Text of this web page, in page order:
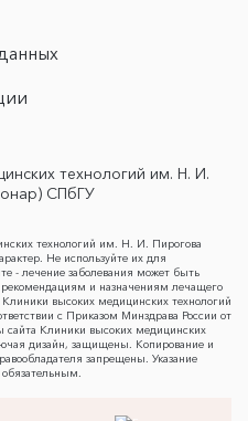
технологий им. Н. И.
СПбГУ
технологий им. Н. И. Пирогова
Не используйте их для
- лечение заболевания может быть
и назначениям лечащего
высоких медицинских технологий
с Приказом Минздрава России от
Клиники высоких медицинских
дизайн, защищены. Копирование и
запрещены. Указание